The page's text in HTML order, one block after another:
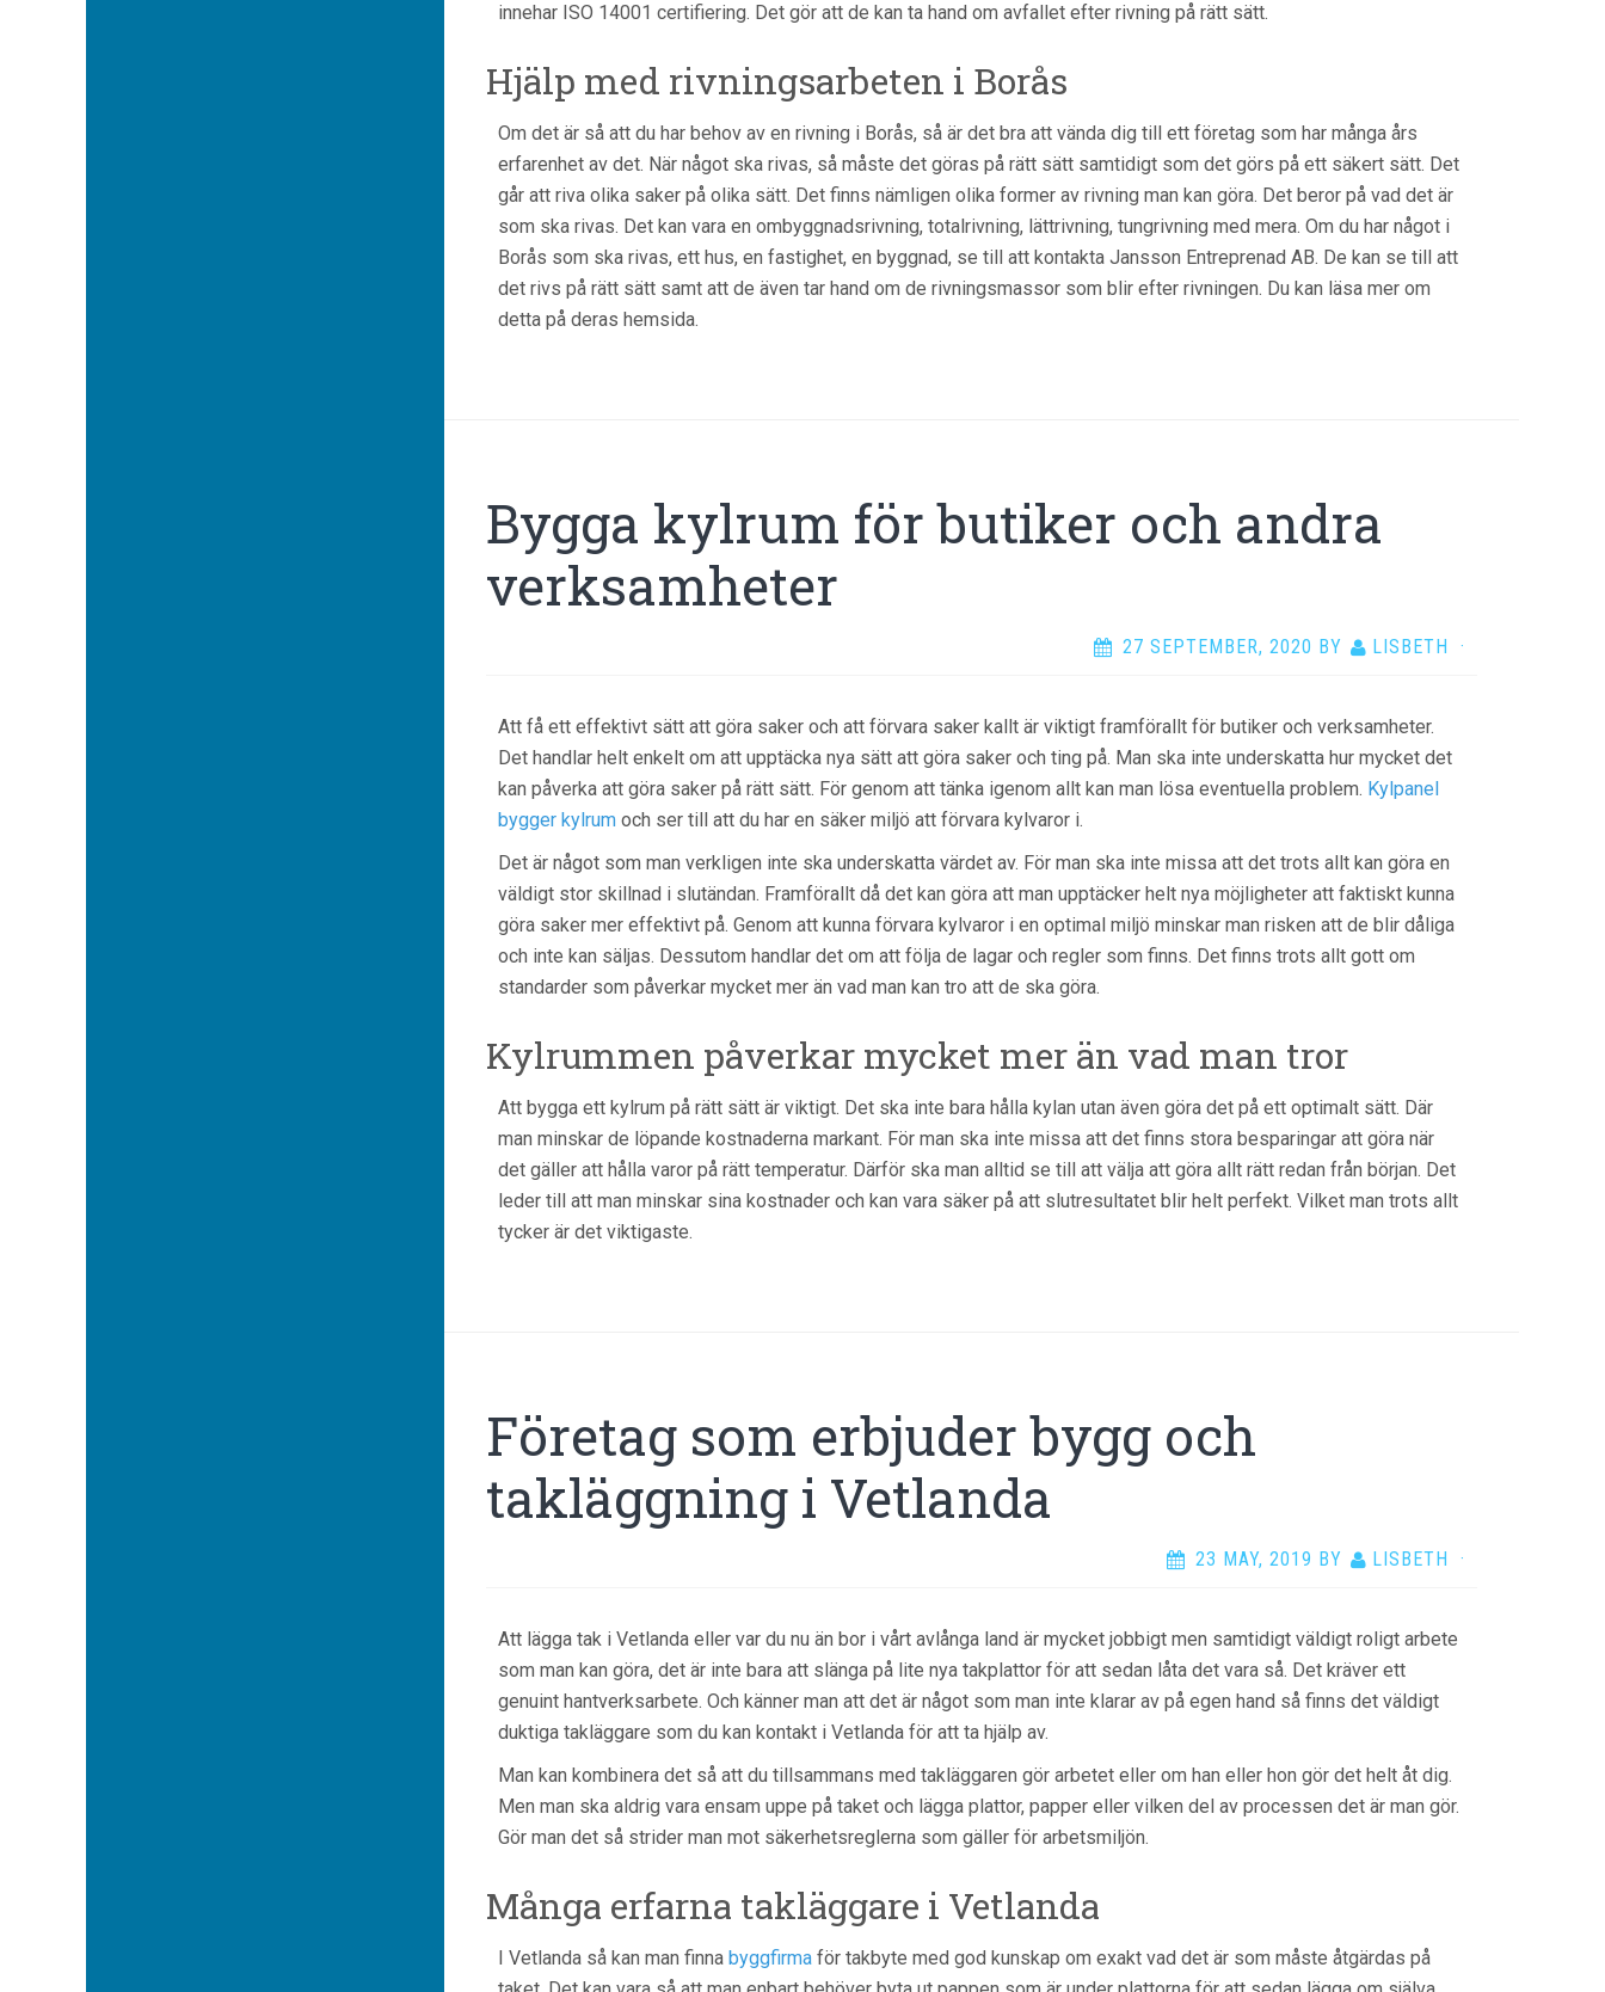
innehar ISO 14001 certifiering. Det gör att de kan ta hand om avfallet efter rivning på rätt sätt.
Hjälp med rivningsarbeten i Borås
Om det är så att du har behov av en rivning i Borås, så är det bra att vända dig till ett företag som har många års
erfarenhet av det. När något ska rivas, så måste det göras på rätt sätt samtidigt som det görs på ett säkert sätt. Det
går att riva olika saker på olika sätt. Det finns nämligen olika former av rivning man kan göra. Det beror på vad det är
som ska rivas. Det kan vara en ombyggnadsrivning, totalrivning, lättrivning, tungrivning med mera. Om du har något i
Borås som ska rivas, ett hus, en fastighet, en byggnad, se till att kontakta Jansson Entreprenad AB. De kan se till att
det rivs på rätt sätt samt att de även tar hand om de rivningsmassor som blir efter rivningen. Du kan läsa mer om
detta på deras hemsida.
Bygga kylrum för butiker och andra
verksamheter
27 SEPTEMBER, 2020 BY LISBETH ·
Att få ett effektivt sätt att göra saker och att förvara saker kallt är viktigt framförallt för butiker och verksamheter.
Det handlar helt enkelt om att upptäcka nya sätt att göra saker och ting på. Man ska inte underskatta hur mycket det
kan påverka att göra saker på rätt sätt. För genom att tänka igenom allt kan man lösa eventuella problem. Kylpanel
bygger kylrum och ser till att du har en säker miljö att förvara kylvaror i.
Det är något som man verkligen inte ska underskatta värdet av. För man ska inte missa att det trots allt kan göra en
väldigt stor skillnad i slutändan. Framförallt då det kan göra att man upptäcker helt nya möjligheter att faktiskt kunna
göra saker mer effektivt på. Genom att kunna förvara kylvaror i en optimal miljö minskar man risken att de blir dåliga
och inte kan säljas. Dessutom handlar det om att följa de lagar och regler som finns. Det finns trots allt gott om
standarder som påverkar mycket mer än vad man kan tro att de ska göra.
Kylrummen påverkar mycket mer än vad man tror
Att bygga ett kylrum på rätt sätt är viktigt. Det ska inte bara hålla kylan utan även göra det på ett optimalt sätt. Där
man minskar de löpande kostnaderna markant. För man ska inte missa att det finns stora besparingar att göra när
det gäller att hålla varor på rätt temperatur. Därför ska man alltid se till att välja att göra allt rätt redan från början. Det
leder till att man minskar sina kostnader och kan vara säker på att slutresultatet blir helt perfekt. Vilket man trots allt
tycker är det viktigaste.
Företag som erbjuder bygg och
takläggning i Vetlanda
23 MAY, 2019 BY LISBETH ·
Att lägga tak i Vetlanda eller var du nu än bor i vårt avlånga land är mycket jobbigt men samtidigt väldigt roligt arbete
som man kan göra, det är inte bara att slänga på lite nya takplattor för att sedan låta det vara så. Det kräver ett
genuint hantverksarbete. Och känner man att det är något som man inte klarar av på egen hand så finns det väldigt
duktiga takläggare som du kan kontakt i Vetlanda för att ta hjälp av.
Man kan kombinera det så att du tillsammans med takläggaren gör arbetet eller om han eller hon gör det helt åt dig.
Men man ska aldrig vara ensam uppe på taket och lägga plattor, papper eller vilken del av processen det är man gör.
Gör man det så strider man mot säkerhetsreglerna som gäller för arbetsmiljön.
Många erfarna takläggare i Vetlanda
I Vetlanda så kan man finna byggfirma för takbyte med god kunskap om exakt vad det är som måste åtgärdas på